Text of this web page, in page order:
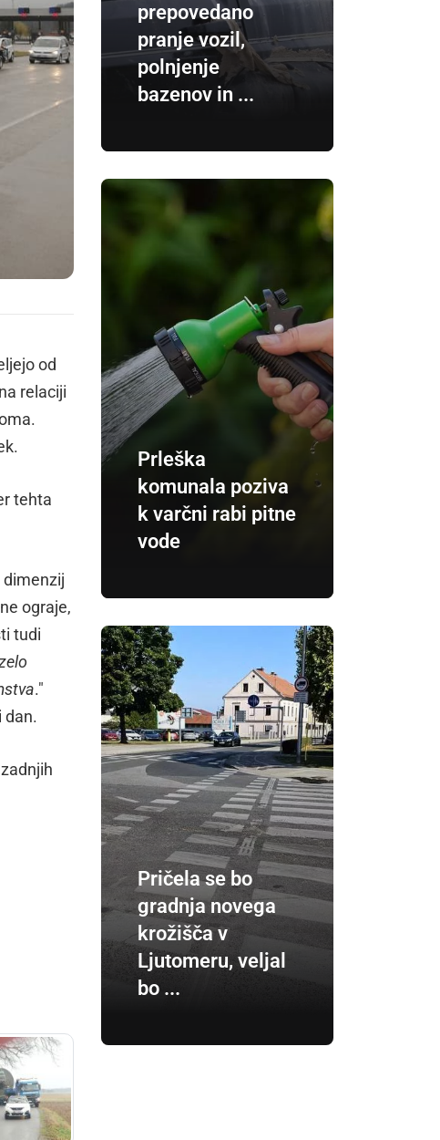
od
relaciji
tehta
dimenzij
ograje,
tudi
."
dan.
prepovedano
pranje vozil,
polnjenje
bazenov in ...
Prleška
komunala poziva
k varčni rabi pitne
vode
Pričela se bo
gradnja novega
krožišča v
Ljutomeru, veljal
bo ...